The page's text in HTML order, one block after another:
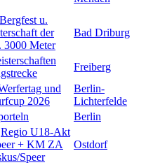
u.
der
3000 Meter
Bad Driburg
Freiberg
und
2026
Berlin-
Lichterfelde
Berlin
Regio U18-Akt
+ KM ZA
Speer
Ostdorf